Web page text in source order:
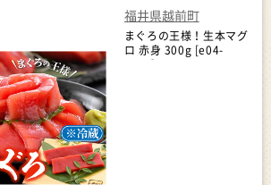
福井県越前町
まぐろの王様！生本マグ
ロ 赤身 300g [e04-
a082]